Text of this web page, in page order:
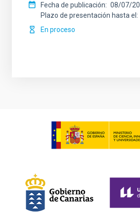
Fecha de publicación
08/07/
Plazo de presentación hasta el
En proceso